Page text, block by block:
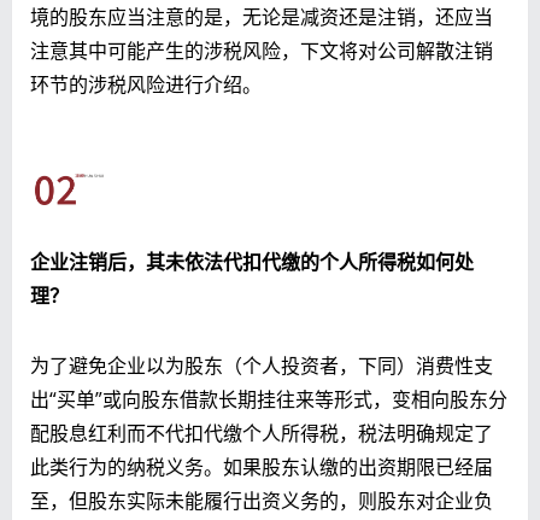
境的股东应当注意的是，无论是减资还是注销，还应当
注意其中可能产生的涉税风险，下文将对公司解散注销
环节的涉税风险进行介绍。
企业注销后，其未依法代扣代缴的个人所得税如何处
理？
为了避免企业以为股东（个人投资者，下同）消费性支
出“买单”或向股东借款长期挂往来等形式，变相向股东分
配股息红利而不代扣代缴个人所得税，税法明确规定了
此类行为的纳税义务。如果股东认缴的出资期限已经届
至，但股东实际未能履行出资义务的，则股东对企业负